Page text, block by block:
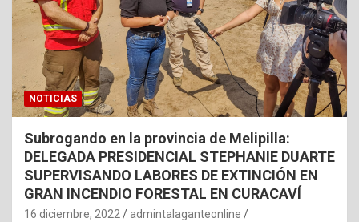
NOTICIAS
Subrogando en la provincia de Melipilla:
DELEGADA PRESIDENCIAL STEPHANIE DUARTE
SUPERVISANDO LABORES DE EXTINCIÓN EN
GRAN INCENDIO FORESTAL EN CURACAVÍ
16 diciembre, 2022 admintalaganteonline